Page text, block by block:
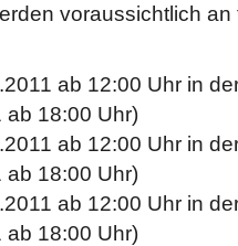
voraussichtlich
ab 12:00 Uhr in
ab 18:00 Uhr)
ab 12:00 Uhr in
ab 18:00 Uhr)
ab 12:00 Uhr in
ab 18:00 Uhr)